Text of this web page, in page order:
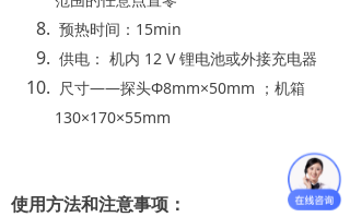
预热时间：15min
供电： 机内 12 V 锂电池或外接充电器
尺寸——探头Φ8mm×50mm ；机箱
130×170×55mm
使用方法和注意事项：